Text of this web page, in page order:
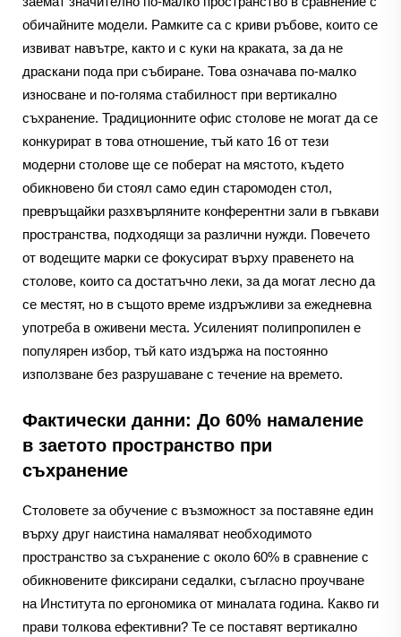
обичайните модели. Рамките са с криви ръбове, които се
извиват навътре, както и с куки на краката, за да не
драскани пода при събиране. Това означава по-малко
износване и по-голяма стабилност при вертикално
съхранение. Традиционните офис столове не могат да се
конкурират в това отношение, тъй като 16 от тези
модерни столове ще се поберат на мястото, където
обикновено би стоял само един старомоден стол,
превръщайки разхвърляните конферентни зали в гъвкави
пространства, подходящи за различни нужди. Повечето
от водещите марки се фокусират върху правенето на
столове, които са достатъчно леки, за да могат лесно да
се местят, но в същото време издръжливи за ежедневна
употреба в оживени места. Усиленият полипропилен е
популярен избор, тъй като издържа на постоянно
използване без разрушаване с течение на времето.
Фактически данни: До 60% намаление
в заетото пространство при
съхранение
Столовете за обучение с възможност за поставяне един
върху друг наистина намаляват необходимото
пространство за съхранение с около 60% в сравнение с
обикновените фиксирани седалки, съгласно проучване
на Института по ергономика от миналата година. Какво ги
прави толкова ефективни? Те се поставят вертикално